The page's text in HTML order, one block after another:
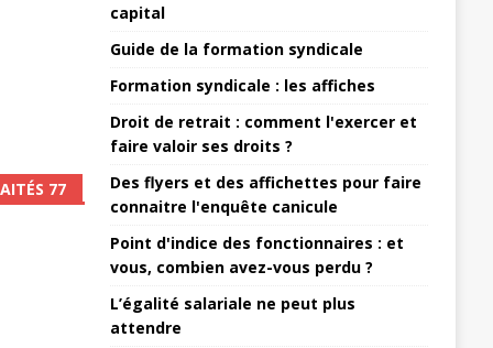
77
capital
Guide de la formation syndicale
Formation syndicale : les affiches
Droit de retrait : comment l'exercer et
faire valoir ses droits ?
Des flyers et des affichettes pour faire
connaitre l'enquête canicule
Point d'indice des fonctionnaires : et
vous, combien avez-vous perdu ?
L’égalité salariale ne peut plus
attendre